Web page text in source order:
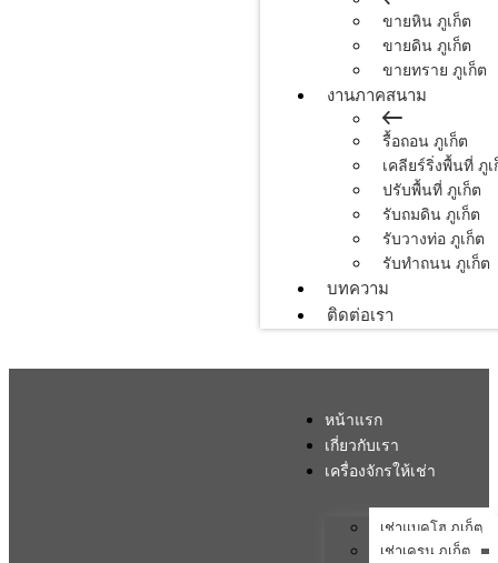
ขายหิน ภูเก็ต
ขายดิน ภูเก็ต
ขายทราย ภูเก็ต
งานภาคสนาม
รื้อถอน ภูเก็ต
เคลียร์ริ่งพื้นที่ ภู
ปรับพื้นที่ ภูเก็ต
รับถมดิน ภูเก็ต
รับวางท่อ ภูเก็ต
รับทำถนน ภูเก็ต
บทความ
ติดต่อเรา
หน้าแรก
เกี่ยวกับเรา
เครื่องจักรให้เช่า
เช่าแบคโฮ ภูเก็ต
เช่าเครน ภูเก็ต